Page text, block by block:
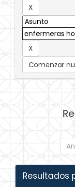
Comenzar
Resultados